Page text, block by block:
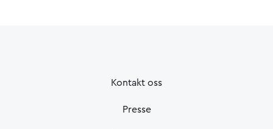
Kontakt oss
Presse